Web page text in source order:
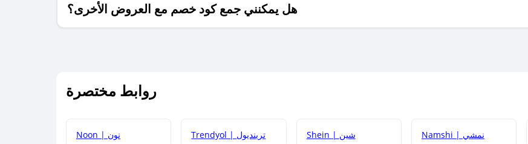
هل يمكنني جمع كود خصم مع العروض الأخرى؟
روابط مختصرة
Noon | نون Trendyol | ترينديول Shein | شين Namshi | نمشي